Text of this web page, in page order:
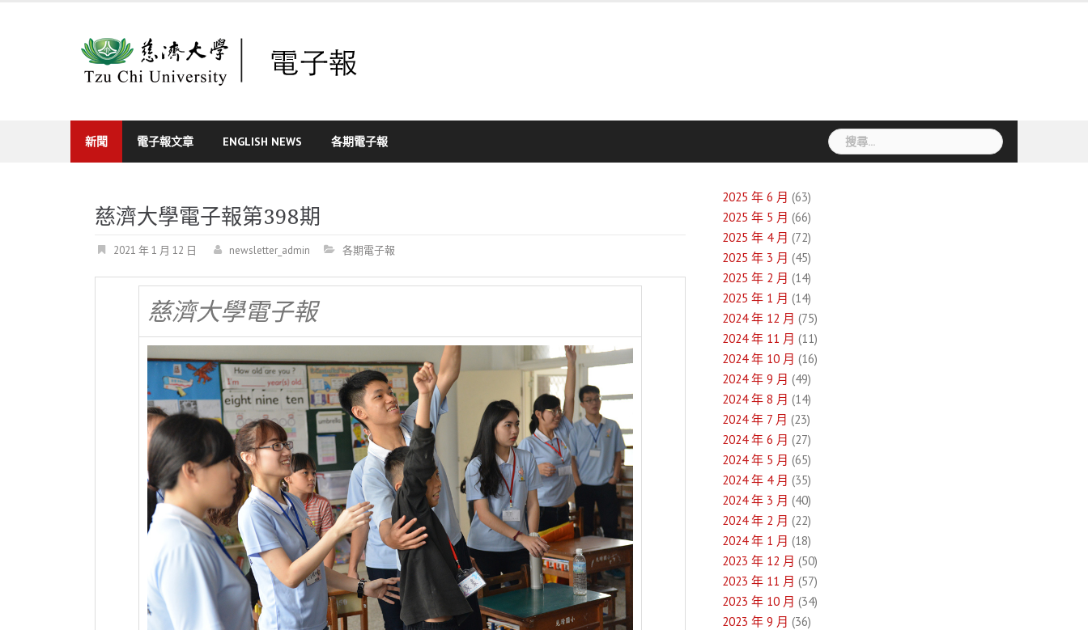
新聞 電子報文章 ENGLISH NEWS 各期電子報
搜
尋
慈濟大學電子報第398期
2021 年 1 月 12 日 newsletter_admin 各期電子報
慈濟大學電子報
2025 年 6 月 (63)
2025 年 5 月 (66)
2025 年 4 月 (72)
2025 年 3 月 (45)
2025 年 2 月 (14)
2025 年 1 月 (14)
2024 年 12 月 (75)
2024 年 11 月 (11)
2024 年 10 月 (16)
2024 年 9 月 (49)
2024 年 8 月 (14)
2024 年 7 月 (23)
2024 年 6 月 (27)
2024 年 5 月 (65)
2024 年 4 月 (35)
2024 年 3 月 (40)
2024 年 2 月 (22)
2024 年 1 月 (18)
2023 年 12 月 (50)
2023 年 11 月 (57)
2023 年 10 月 (34)
2023 年 9 月 (36)